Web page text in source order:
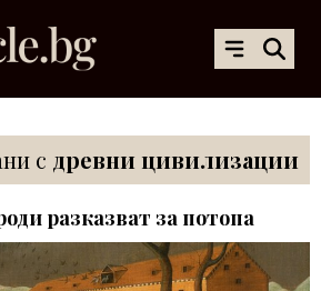
с древни цивилизации
разказват за потопа